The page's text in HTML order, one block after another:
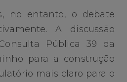
no entanto, o debate
A discussão
Pública 39 da
para a construção
mais claro para o